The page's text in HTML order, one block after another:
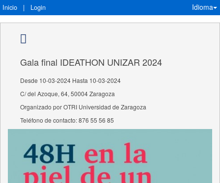
Inicio | Login Idioma
Gala final IDEATHON UNIZAR 2024
Desde 10-03-2024 Hasta 10-03-2024
C/ del Azoque, 64, 50004 Zaragoza
Organizado por OTRI Universidad de Zaragoza
Teléfono de contacto: 876 55 56 85